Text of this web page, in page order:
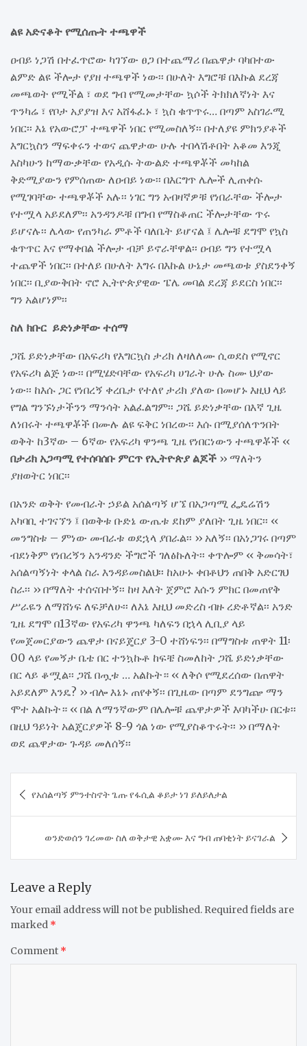
ልዩ አድናቆት የሚሰጡት ተጫዋች
ዐብይ ነጋሽ በተፈጥሮው ካገኘው ፀጋ በተጨማሪ በጨዋታ ባካበተው
ልምድ ልዩ ችሎታ የያዘ ተጫዋች ነው፡፡ በሁለት እግሮቹ በእኩል ደረጃ
መጫወት የሚችል ፣ ወደ ግብ የሚመታቸው ኳሶች ትክክለኛነት እና
ጥንካሬ ፣ የቦታ አያያዝ እና አሸፋፈኑ ፣ ኳስ ቁጥጥሩ… በጣም አስገራሚ
ነበር፡፡ እኔ የአውሮፓ ተጫዋች ነበር የሚመስለኝ፡፡ በተለያዩ ምክንያቶች
እግርኳስን ማፍቀሩን ተወና ጨዋታው ሁሉ ተበላሽቶበት አቆመ እንጂ
እስካሁን ከማውቃቸው የአዲሱ ትውልድ ተጫዋቾች መካከል
ቅድሚያውን የምሰጠው ለዐብይ ነው፡፡ በእርግጥ ሌሎች ሊጠቀሱ
የሚገባቸው ተጫዋቾች አሉ፡፡ ነገር ግን አብዛኛዎቹ የነበራቸው ችሎታ
የተሟላ አይደለም፡፡ አንዳንዶቹ በግብ የማስቆጠር ችሎታቸው ጥሩ
ይሆናሉ፡፡ ሌላው የጠንካራ ምቶች ባለቤት ይሆናል ፤ ሌሎቹ ደግሞ የኳስ
ቁጥጥር እና የማቀበል ችሎታ ብቻ ይኖራቸዋል፡፡ ዐብይ ግን የተሟላ
ተጨዋች ነበር፡፡ በተለይ በሁለት እግሩ በእኩል ሁኔታ መጫወቱ ያስደንቀኝ
ነበር፡፡ ቢያውቅበት ኖሮ ኢትዮጵያዊው ፔሌ መባል ደረጃ ይደርስ ነበር፡፡
ግን አልሆነም፡፡
ስለ ክቡር ይድነቃቸው ተሰማ
ጋሼ ይድነቃቸው በአፍሪካ የእግርኳስ ታሪክ ለዛለለሙ ሲወደስ የሚኖር
የአፍሪካ ልጅ ነው፡፡ በሚሄድባቸው የአፍሪካ ሀገራት ሁሉ ስሙ ህያው
ነው፡፡ ከእሱ ጋር የነበረኝ ቀረቤታ የተለየ ታሪክ ያለው በመሆኑ እዚህ ላይ
የግል ግንኙነታችንን ማንሳት አልፈልግም፡፡ ጋሼ ይድነቃቸው በእኛ ጊዜ
ለነበሩት ተጫዋቾች በሙሉ ልዩ ፍቅር ነበረው፡፡ እሱ በሚያሰለጥንበት
ወቅት ከ3ኛው – 6ኛው የአፍሪካ ዋንጫ ጊዜ የነበርነውን ተጫዋቾች ‹‹
በታሪክ አጋጣሚ የተሰባሰቡ ምርጥ የኢትዮጵያ ልጆች ›› ማለትን
ያዘወትር ነበር፡፡
በአንድ ወቅት የመብራት ኃይል አሰልጣኝ ሆኜ በአጋጣሚ ፌዴሬሽን
አካባቢ ተገናኘን ፤ በወቅቱ ቡድኔ ውጤቱ ደከም ያለበት ጊዜ ነበር፡፡ ‹‹
መንግስቱ – ምነው መብራቱ ወደኋላ ያበራል፡፡ ›› አለኝ፡፡ በአነጋገሩ በጣም
ብደነቅም የነበረኝን አንዳንድ ችግሮች ገለፅኩለት፡፡ ቀጥሎም ‹‹ ቅመሳት፣
አሰልጣኝነት ቀላል ስራ እንዳይመስልህ፡፡ ከአሁኑ ቀበቶህን ጠበቅ አድርገህ
ስራ፡፡ ›› በማለት ተሰናበተኝ፡፡ ከዛ እለት ጀምሮ እሱን ምክር በመጠየቅ
ሥራዬን ለማሸነፍ ለፍቻለሁ፡፡ ለእኔ እዚህ መድረስ ብዙ ረድቶኛል፡፡ አንድ
ጊዜ ደግሞ በ13ኛው የአፍሪካ ዋንጫ ካለፍን በኋላ ሊቢያ ላይ
የመጀመርያውን ጨዋታ በናይጄርያ 3-0 ተሸነፍን፡፡ በማግስቱ ጠዋት 11፡
00 ላይ የመኝታ ቤቴ በር ተንኳኩቶ ከፍቼ ስመለከት ጋሼ ይድነቃቸው
በር ላይ ቆሟል፡፡ ጋሼ በጧቱ … አልኩት። ‹‹ ለቅሶ የሚደረሰው በጠዋት
አይደለም እንዴ? ›› ብሎ እኔኑ ጠየቀኝ፡፡ በጊዜው በጣም ደንግጬ ማን
ሞተ አልኩት። ‹‹ በል ለማንኛውም በሌሎቹ ጨዋታዎች እባካችሁ በርቱ፡፡
በዚህ ዓይነት አልጄርያዎች 8-9 ጎል ነው የሚያስቆጥሩት፡፡ ›› በማለት
ወደ ጨዋታው ጉዳይ መለሰኝ፡፡
navigation
​የአሰልጣኝ ምንተስኖት ጌጡ የፋሲል ቆይታ ነገ ይለይለታል
ወንድወሰን ገረመው ስለ ወቅታዊ አቋሙ እና ግብ ጠባቂነት ይናገራል
Leave a Reply
Your email address will not be published. Required fields are
marked *
Comment *